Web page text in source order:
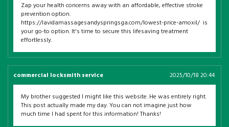
Zap your health concerns away with an affordable, effective stroke
prevention option.
https://lavidamassagesandyspringsga.com/lowest-price-amoxil/ is
your go-to option. It's time to secure this lifesaving treatment
effortlessly.
commercial locksmith service 2025/10/18 20:44
My brother suggested I might like this website. He was entirely right.
This post actually made my day. You can not imagine just how
much time I had spent for this information! Thanks!